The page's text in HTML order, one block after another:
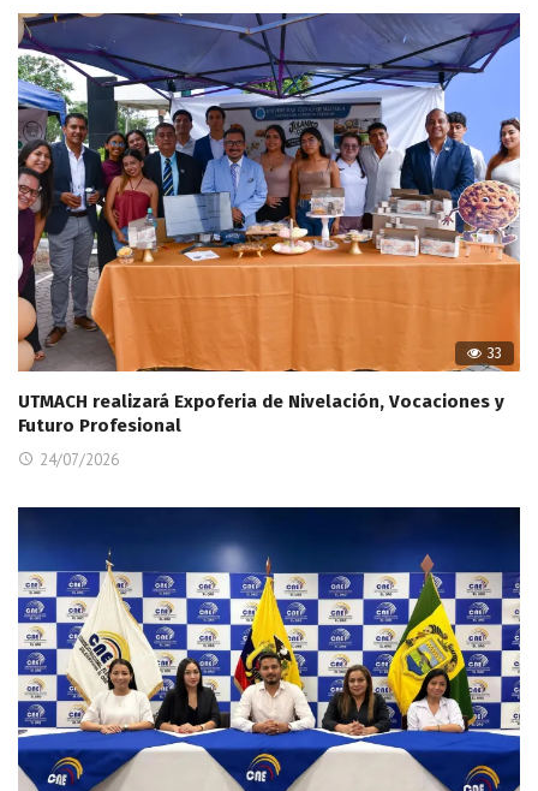
33
UTMACH realizará Expoferia de Nivelación, Vocaciones y
Futuro Profesional
24/07/2026